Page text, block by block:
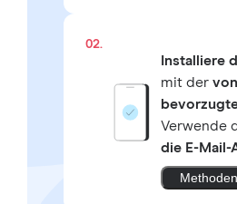
02.
Installiere
mit der
Verwende
die E-Mail-